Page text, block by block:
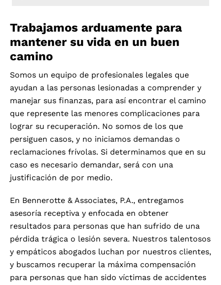
Trabajamos arduamente para
mantener su vida en un buen
camino
Somos un equipo de profesionales legales que
ayudan a las personas lesionadas a comprender y
manejar sus finanzas, para así encontrar el camino
que represente las menores complicaciones para
lograr su recuperación. No somos de los que
persiguen casos, y no iniciamos demandas o
reclamaciones frívolas. Si determinamos que en su
caso es necesario demandar, será con una
justificación de por medio.
En Bennerotte & Associates, P.A., entregamos
asesoría receptiva y enfocada en obtener
resultados para personas que han sufrido de una
pérdida trágica o lesión severa. Nuestros talentosos
y empáticos abogados luchan por nuestros clientes,
y buscamos recuperar la máxima compensación
para personas que han sido víctimas de accidentes